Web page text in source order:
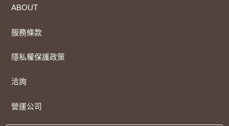
ABOUT
服務條款
隱私權保護政策
洽詢
營運公司